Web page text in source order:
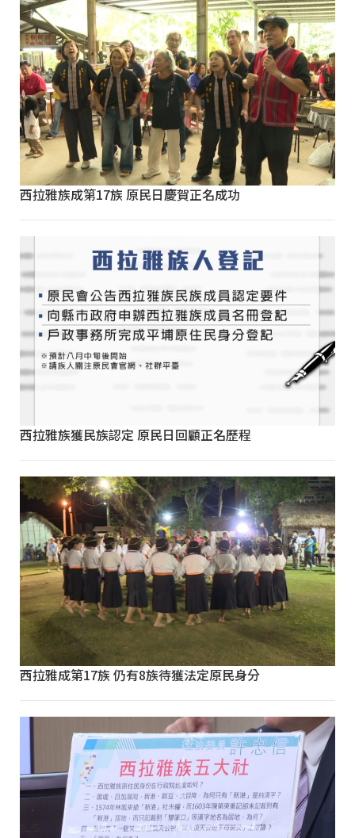
西拉雅族成第17族 原民日慶賀正名成功
西拉雅族獲民族認定 原民日回顧正名歷程
西拉雅成第17族 仍有8族待獲法定原民身分